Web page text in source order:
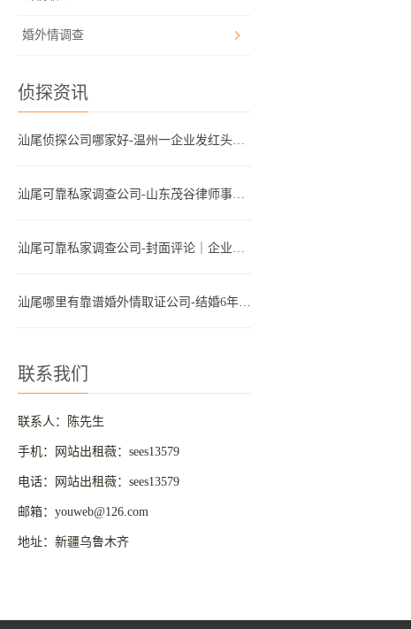
婚外情调查
侦探资讯
汕尾侦探公司哪家好-温州一企业发红头文件“禁止婚外情和出轨”，网友吵翻
汕尾可靠私家调查公司-山东茂谷律师事务所：离婚协议法律专家，专业离婚律师、潍坊出轨离婚证据收集及财产
汕尾可靠私家调查公司-封面评论｜企业发文“禁止婚外情和出轨”，道德外衣下仍是功利算计
汕尾哪里有靠谱婚外情取证公司-结婚6年老公背叛婚姻3年，我拖着不离婚，却受到了更大的伤害
联系我们
联系人：陈先生
手机：网站出租薇：sees13579
电话：网站出租薇：sees13579
邮箱：youweb@126.com
地址：新疆乌鲁木齐